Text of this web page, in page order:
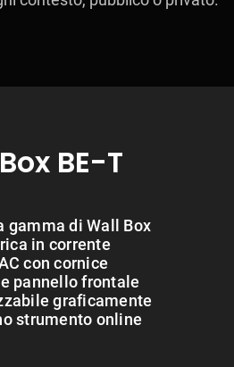
BE-T
gamma di Wall Box
in corrente
con cornice
pannello frontale
graficamente
strumento online